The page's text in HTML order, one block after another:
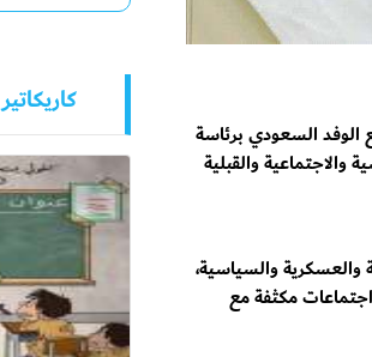
السعودي برئاسة
والاجتماعية والقبلية
والعسكرية والسياسية،
مكثفة مع
كاريكاتير